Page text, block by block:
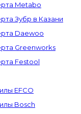
Metabo
Зубр в Казани
Daewoo
Greenworks
Festool
EFCO
Bosch